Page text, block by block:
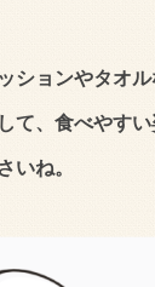
ションやタオ
て、食べやす
いね。